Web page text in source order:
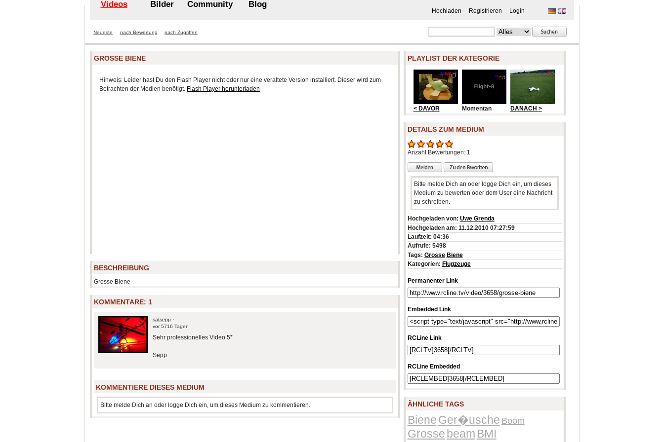
Hochladen Registrieren Login
Videos Bilder Community Blog
Neueste nach Bewertung nach Zugriffen
GROSSE BIENE
Hinweis: Leider hast Du den Flash Player nicht oder nur eine veraltete Version installiert. Dieser wird zum
Betrachten der Medien benötigt. Flash Player herunterladen
BESCHREIBUNG
Grosse Biene
KOMMENTARE: 1
satsepp·
vor 5716 Tagen
Sehr professionelles Video 5*
Sepp
KOMMENTIERE DIESES MEDIUM
Bitte melde Dich an oder logge Dich ein, um dieses Medium zu kommentieren.
PLAYLIST DER KATEGORIE
< DAVOR Momentan DANACH >
DETAILS ZUM MEDIUM
Anzahl Bewertungen: 1
Bitte melde Dich an oder logge Dich ein, um dieses
Medium zu bewerten oder dem User eine Nachricht
zu schreiben.
Hochgeladen von: Uwe Grenda
Hochgeladen am: 11.12.2010 07:27:59
Laufzeit: 04:36
Aufrufe: 5498
Tags: Grosse Biene
Kategorien: Flugzeuge
Permanenter Link
Embedded Link
RCLine Link
RCLine Embedded
ÄHNLICHE TAGS
BieneGer�usche Boom
Grossebeam BMI